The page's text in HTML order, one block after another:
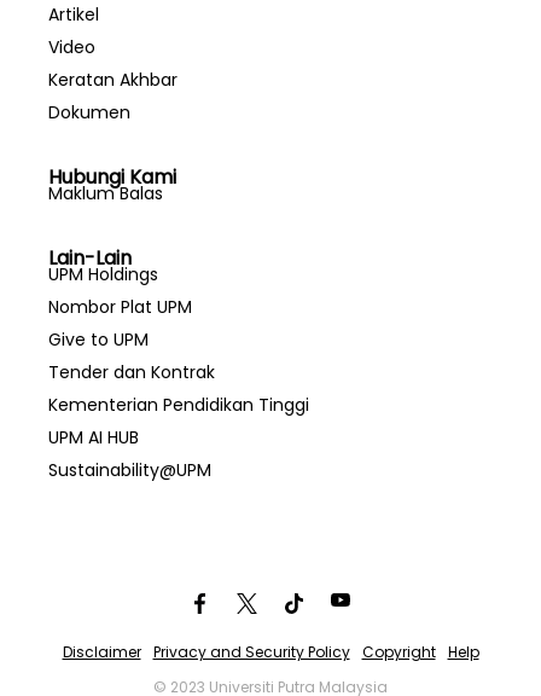
Artikel
Video
Keratan Akhbar
Dokumen
Hubungi Kami
Maklum Balas
Lain-Lain
UPM Holdings
Nombor Plat UPM
Give to UPM
Tender dan Kontrak
Kementerian Pendidikan Tinggi
UPM AI HUB
Sustainability@UPM
Disclaimer Privacy and Security Policy Copyright
Help
© 2023 Universiti Putra Malaysia